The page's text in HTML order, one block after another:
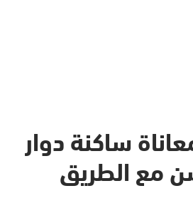
ساكنة دوار
مع الطريق